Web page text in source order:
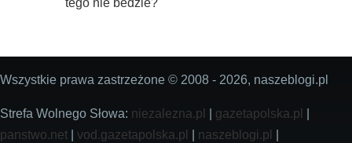
tego nie bedzie?
Wszystkie prawa zastrzeżone © 2008 - 2026, naszeblogi.pl
Strefa Wolnego Słowa: niezalezna.pl gazetapolska.pl
panstwo.net
vod.gazetapolska.pl naszeblogi.pl